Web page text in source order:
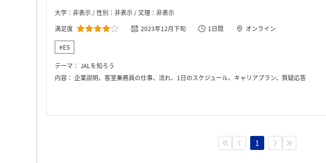
大学：非表示 / 性別：非表示 / 文理：非表示
満足度
2023年12月下旬 1日間 オンライン
#ES
テーマ： JALを知ろう
内容： 企業説明、客室乗務員の仕事、流れ、1日のスケジュール、キャリアプラン、質疑応答
1